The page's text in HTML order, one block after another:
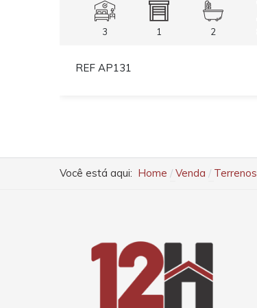
3 1 2
REF AP131
Você está aqui: Home Venda Terrenos